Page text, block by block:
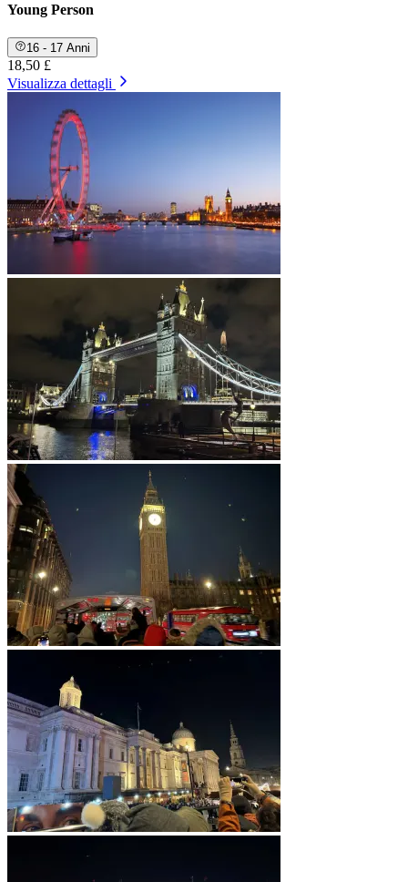
Young Person
16 - 17 Anni
18,50 £
Visualizza dettagli